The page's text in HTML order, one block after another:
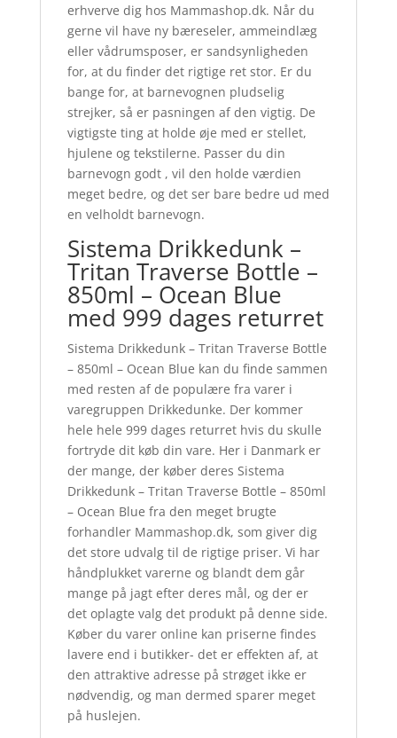
erhverve dig hos Mammashop.dk. Når du
gerne vil have ny bæreseler, ammeindlæg
eller vådrumsposer, er sandsynligheden
for, at du finder det rigtige ret stor. Er du
bange for, at barnevognen pludselig
strejker, så er pasningen af den vigtig. De
vigtigste ting at holde øje med er stellet,
hjulene og tekstilerne. Passer du din
barnevogn godt , vil den holde værdien
meget bedre, og det ser bare bedre ud med
en velholdt barnevogn.
Sistema Drikkedunk –
Tritan Traverse Bottle –
850ml – Ocean Blue
med 999 dages returret
Sistema Drikkedunk – Tritan Traverse Bottle
– 850ml – Ocean Blue kan du finde sammen
med resten af de populære fra varer i
varegruppen Drikkedunke. Der kommer
hele hele 999 dages returret hvis du skulle
fortryde dit køb din vare. Her i Danmark er
der mange, der køber deres Sistema
Drikkedunk – Tritan Traverse Bottle – 850ml
– Ocean Blue fra den meget brugte
forhandler Mammashop.dk, som giver dig
det store udvalg til de rigtige priser. Vi har
håndplukket varerne og blandt dem går
mange på jagt efter deres mål, og der er
det oplagte valg det produkt på denne side.
Køber du varer online kan priserne findes
lavere end i butikker- det er effekten af, at
den attraktive adresse på strøget ikke er
nødvendig, og man dermed sparer meget
på huslejen.